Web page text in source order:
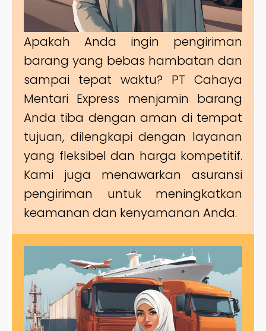
Apakah Anda ingin pengiriman
barang yang bebas hambatan dan
sampai tepat waktu? PT Cahaya
Mentari Express menjamin barang
Anda tiba dengan aman di tempat
tujuan, dilengkapi dengan layanan
yang fleksibel dan harga kompetitif.
Kami juga menawarkan asuransi
pengiriman untuk meningkatkan
keamanan dan kenyamanan Anda.